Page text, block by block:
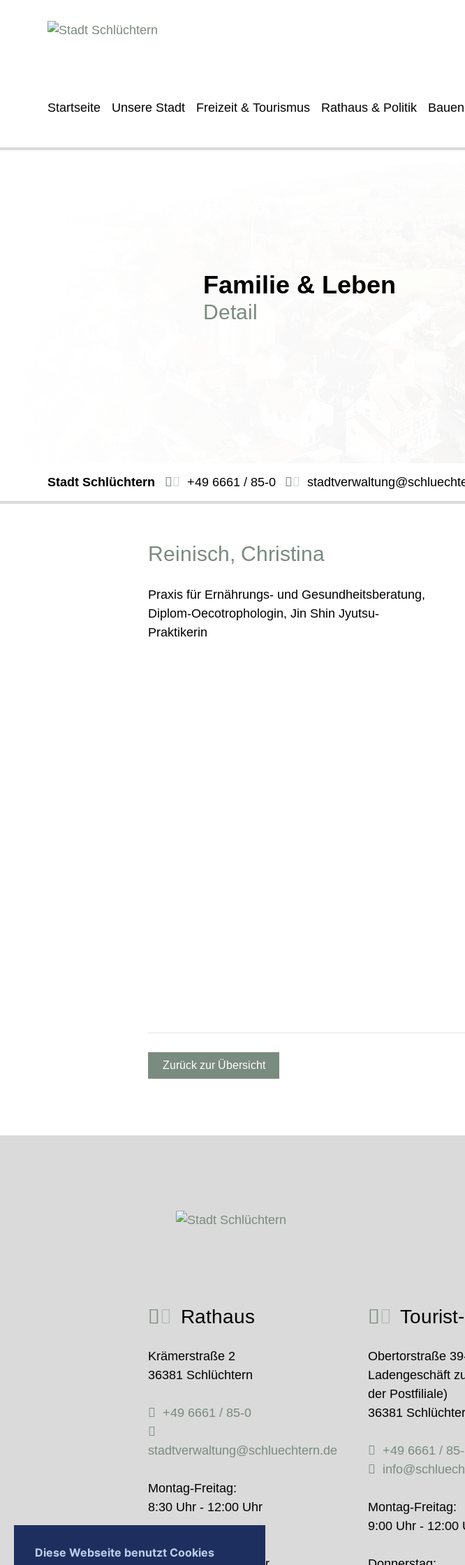
Startseite Unsere Stadt Freizeit & Tourismus Rathaus & Politik
Familie & Leben
Detail
Stadt Schlüchtern +49 6661 / 85-0
Reinisch, Christina
Praxis für Ernährungs- und Gesundheitsberatung,
Diplom-Oecotrophologin, Jin Shin Jyutsu-
Praktikerin
Zurück zur Übersicht
Rathaus
Krämerstraße 2
36381 Schlüchtern
+49 6661 / 85-0
stadtverwaltung@schluechtern.de
Montag-Freitag:
8:30 Uhr - 12:00 Uhr
Donnerstag:
Obertorstraße
Ladengeschäft
der Postfiliale)
36381
+49 6661 /
Montag-Freitag:
9:00 Uhr - 12:00
Diese Webseite benutzt Cookies